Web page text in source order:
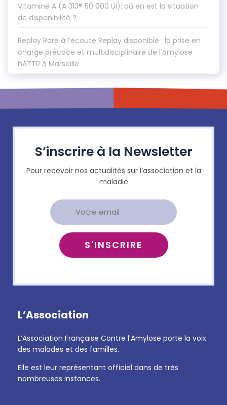
Vitamine A (A 313® 50 000 UI): où en est la situation
de disponibilité ?
Replay Rare à l’écoute Replay disponible : la prise en
charge précoce et multidisciplinaire de l’amylose
hATTR à Marseille
S’inscrire à la Newsletter
Pour recevoir nos actualités sur l’association et la
maladie
L’Association
L’Association Française Contre l’Amylose porte la voix
des malades et des familles.
Elle est leur représentant officiel dans de très
nombreuses instances.